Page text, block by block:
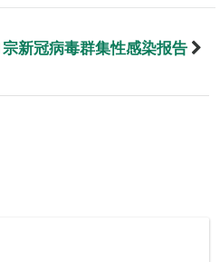
新冠病毒群集性感染报告